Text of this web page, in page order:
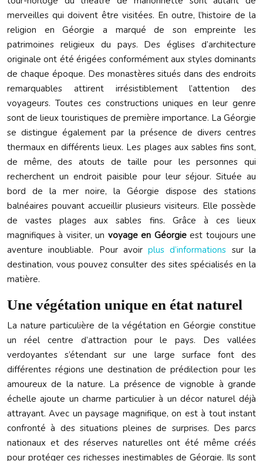
merveilles qui doivent être visitées. En outre, l’histoire de la
religion en Géorgie a marqué de son empreinte les
patrimoines religieux du pays. Des églises d’architecture
originale ont été érigées conformément aux styles dominants
de chaque époque. Des monastères situés dans des endroits
remarquables attirent irrésistiblement l’attention des
voyageurs. Toutes ces constructions uniques en leur genre
sont de lieux touristiques de première importance. La Géorgie
se distingue également par la présence de divers centres
thermaux en différents lieux. Les plages aux sables fins sont,
de même, des atouts de taille pour les personnes qui
recherchent un endroit paisible pour leur séjour. Située au
bord de la mer noire, la Géorgie dispose des stations
balnéaires pouvant accueillir plusieurs visiteurs. Elle possède
de vastes plages aux sables fins. Grâce à ces lieux
magnifiques à visiter, un voyage en Géorgieest toujours une
aventure inoubliable. Pour avoirplus d’informations sur la
destination, vous pouvez consulter des sites spécialisés en la
matière.
Une végétation unique en état naturel
La nature particulière de la végétation en Géorgie constitue
un réel centre d’attraction pour le pays. Des vallées
verdoyantes s’étendant sur une large surface font des
différentes régions une destination de prédilection pour les
amoureux de la nature. La présence de vignoble à grande
échelle ajoute un charme particulier à un décor naturel déjà
attrayant. Avec un paysage magnifique, on est à tout instant
confronté à des situations pleines de surprises. Des parcs
nationaux et des réserves naturelles ont été même créés
pour protéger ces richesses inestimables de Géorgie. Ils sont